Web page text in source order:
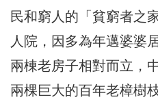
民和窮人的「貧窮者之
人院，因多為年邁婆婆
兩棟老房子相對而立，
兩棵巨大的百年老樟樹